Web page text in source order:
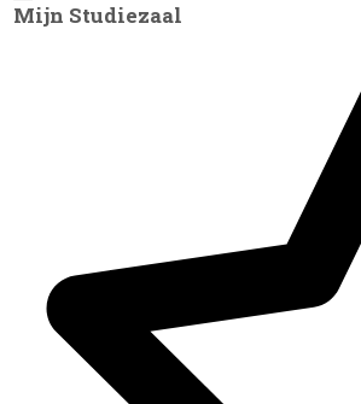
Mijn Studiezaal